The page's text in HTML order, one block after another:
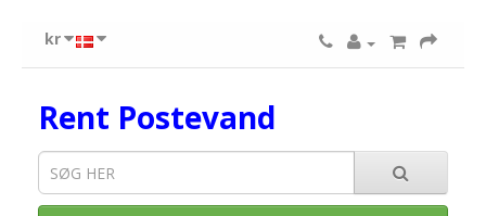
kr
Rent Postevand